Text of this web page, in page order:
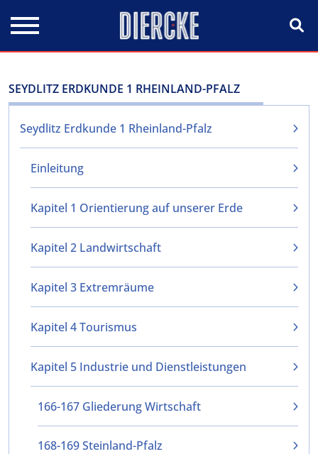
SEYDLITZ ERDKUNDE 1 RHEINLAND-PFALZ
Seydlitz Erdkunde 1 Rheinland-Pfalz
Einleitung
Kapitel 1 Orientierung auf unserer Erde
Kapitel 2 Landwirtschaft
Kapitel 3 Extremräume
Kapitel 4 Tourismus
Kapitel 5 Industrie und Dienstleistungen
166-167 Gliederung Wirtschaft
168-169 Steinland-Pfalz